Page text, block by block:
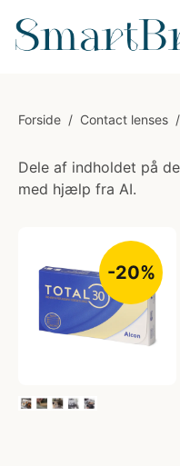
Forside / Contact lenses /
Dele af indholdet på
med hjælp fra AI.
-20%